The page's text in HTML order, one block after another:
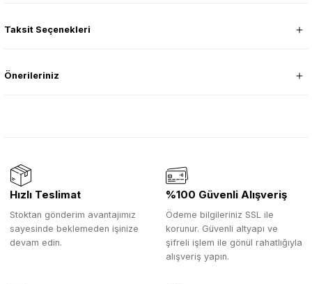
Taksit Seçenekleri
Önerileriniz
Hızlı Teslimat
Stoktan gönderim avantajımız
sayesinde beklemeden işinize
devam edin.
%100 Güvenli Alışveriş
Ödeme bilgileriniz SSL ile
korunur. Güvenli altyapı ve
şifreli işlem ile gönül rahatlığıyla
alışveriş yapın.